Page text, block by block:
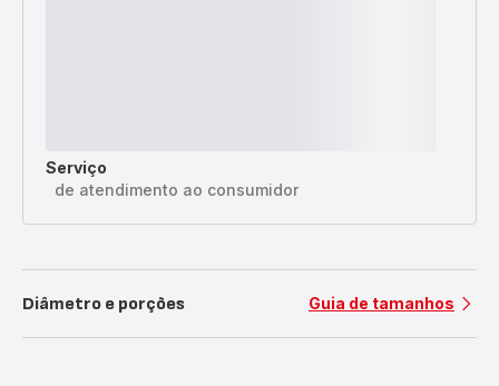
Serviço
de atendimento ao consumidor
Diâmetro e porções Guia de tamanhos